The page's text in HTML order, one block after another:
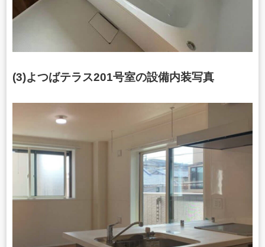
(3)よつばテラス201号室の設備内装写真